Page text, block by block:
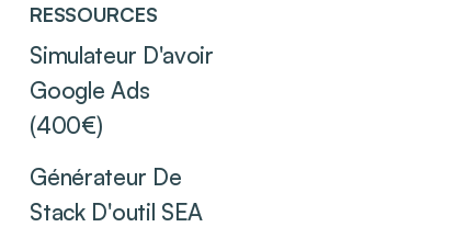
RESSOURCES
Simulateur D'avoir
Google Ads
(400€)
Générateur De
Stack D'outil SEA